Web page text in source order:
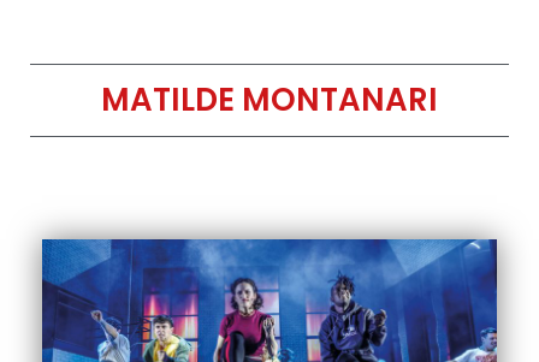
MATILDE MONTANARI